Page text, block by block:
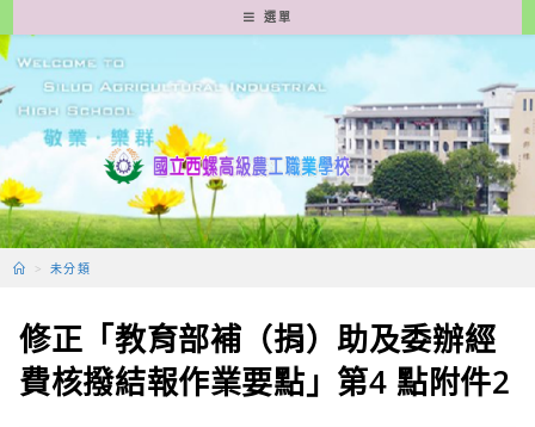
轉
至
要
容
選單
> 未分類
修正「教育部補（捐）助及委辦經
費核撥結報作業要點」第4 點附件2